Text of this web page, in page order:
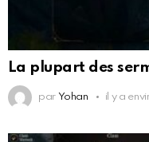
La plupart des
par Yohan il y a